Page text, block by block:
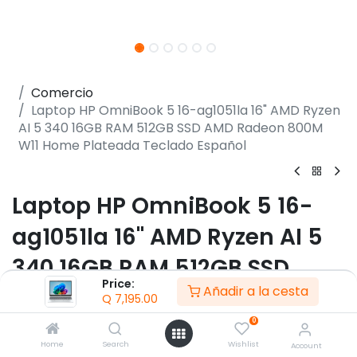
Price:
Q 7,195.00 Añadir a la cesta
Home Search
0
Wishlist Account
Comercio
Laptop HP OmniBook 5 16-ag1051la 16" AMD Ryzen
AI 5 340 16GB RAM 512GB SSD AMD Radeon 800M
W11 Home Plateada Teclado Español
Laptop HP OmniBook 5 16-
ag1051la 16" AMD Ryzen AI 5
340 16GB RAM 512GB SSD
AMD Radeon 800M W11 Home
Plateada Teclado Español